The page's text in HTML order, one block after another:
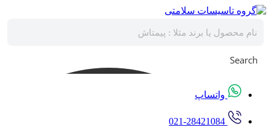
پرش
محتوا
Search
واتساپ
021-28421084